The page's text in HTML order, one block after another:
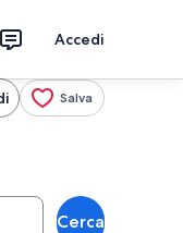
Accedi
Salva
Cerca